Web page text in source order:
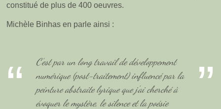
constitué de plus de 400 oeuvres.
Michèle Binhas en parle ainsi :
C'est par un long travail de développement
numérique (post-traitement) influencé par la
peinture abstraite lyrique que j'ai cherché à
évoquer le mystère, le silence et la poésie